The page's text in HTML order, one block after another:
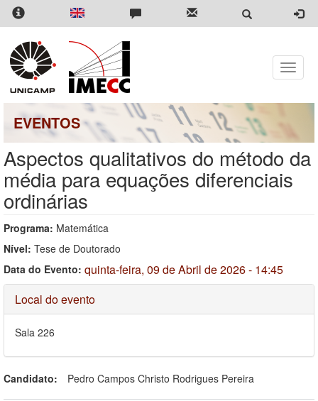
Pular
para
conteúdo
principal
Toggle
EVENTOS
Aspectos qualitativos do método da
média para equações diferenciais
ordinárias
Programa: Matemática
Nível: Tese de Doutorado
Data do Evento: quinta-feira, 09 de Abril de 2026 - 14:45
Ocultar
Local do evento
Sala 226
Candidato: Pedro Campos Christo Rodrigues Pereira